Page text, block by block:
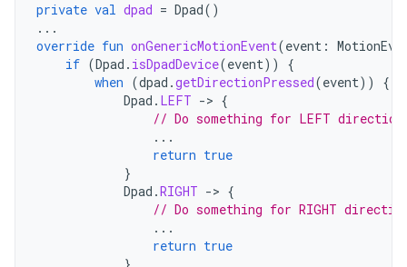
private val dpad = Dpad()
...
override fun onGenericMotionEvent(event :
if (Dpad . isDpadDevice(event))
{
when (dpad .getDirectionPressed(event))
{
Dpad . LEFT -> {
// Do something for LEFT direction
...
return true
}
Dpad .RIGHT -> {
// Do something for RIGHT
...
return true